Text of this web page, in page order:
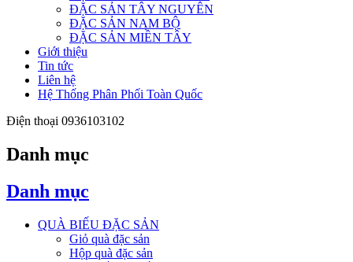
ĐẶC SẢN TÂY NGUYÊN
ĐẶC SẢN NAM BỘ
ĐẶC SẢN MIỀN TÂY
Giới thiệu
Tin tức
Liên hệ
Hệ Thống Phân Phối Toàn Quốc
Điện thoại 0936103102
Danh mục
Danh mục
QUÀ BIẾU ĐẶC SẢN
Giỏ quà đặc sản
Hộp quà đặc sản